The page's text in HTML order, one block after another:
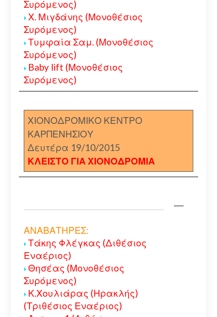
Συρόμενος)
Χ. Μιγδάνης (Μονοθέσιος
Συρόμενος)
Τυμφαία Σαμ. (Μονοθέσιος
Συρόμενος)
Baby lift (Μονοθέσιος
Συρόμενος)
ΧΙΟΝΟΔΡΟΜΙΚΟ ΚΕΝΤΡΟ
ΚΑΡΠΕΝΗΣΙΟΥ
Δευτέρα 19/10/2015
ΚΛΕΙΣΤΟ ΓΙΑ ΧΙΟΝΟΔΡΟΜΙΑ
ΑΝΑΒΑΤΗΡΕΣ:
Τάκης Φλέγκας (Διθέσιος
Εναέριος)
Θησέας (Μονοθέσιος
Συρόμενος)
Κ.Χουλιάρας (Ηρακλής)
(Τριθέσιος Εναέριος)